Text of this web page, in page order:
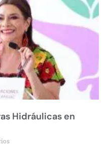
Hidráulicas en